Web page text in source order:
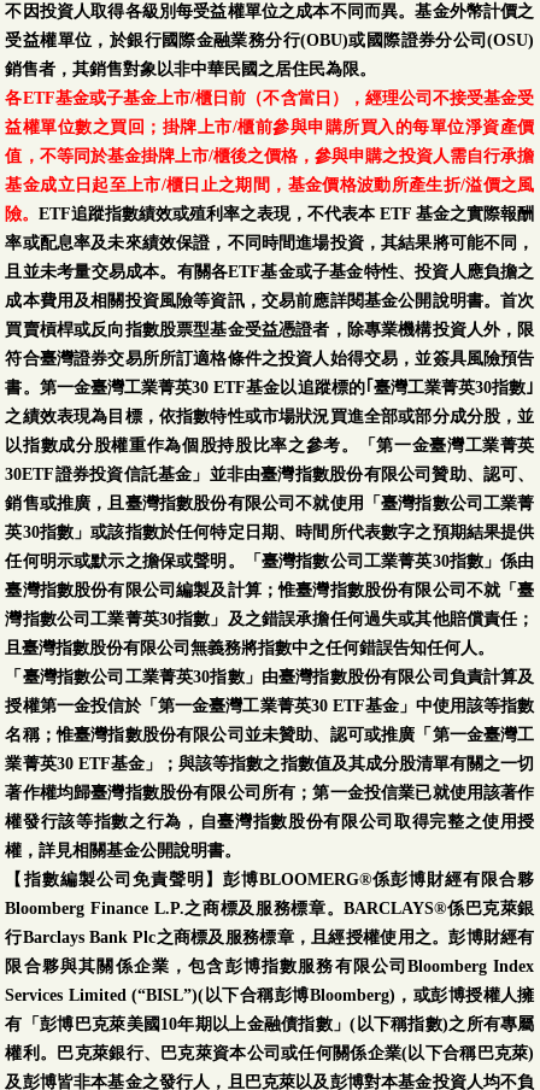
不因投資人取得各級別每受益權單位之成本不同而異。基金外幣計價之
受益權單位，於銀行國際金融業務分行(OBU)或國際證券分公司(OSU)
銷售者，其銷售對象以非中華民國之居住民為限。
各ETF基金或子基金上市/櫃日前（不含當日），經理公司不接受基金受
益權單位數之買回；掛牌上市/櫃前參與申購所買入的每單位淨資產價
值，不等同於基金掛牌上市/櫃後之價格，參與申購之投資人需自行承擔
基金成立日起至上市/櫃日止之期間，基金價格波動所產生折/溢價之風
險。ETF追蹤指數績效或殖利率之表現，不代表本 ETF 基金之實際報酬
率或配息率及未來績效保證，不同時間進場投資，其結果將可能不同，
且並未考量交易成本。有關各ETF基金或子基金特性、投資人應負擔之
成本費用及相關投資風險等資訊，交易前應詳閱基金公開說明書。首次
買賣槓桿或反向指數股票型基金受益憑證者，除專業機構投資人外，限
符合臺灣證券交易所所訂適格條件之投資人始得交易，並簽具風險預告
書。第一金臺灣工業菁英30 ETF基金以追蹤標的｢臺灣工業菁英30指數｣
之績效表現為目標，依指數特性或市場狀況買進全部或部分成分股，並
以指數成分股權重作為個股持股比率之參考。「第一金臺灣工業菁英
30ETF證券投資信託基金」並非由臺灣指數股份有限公司贊助、認可、
銷售或推廣，且臺灣指數股份有限公司不就使用「臺灣指數公司工業菁
英30指數」或該指數於任何特定日期、時間所代表數字之預期結果提供
任何明示或默示之擔保或聲明。「臺灣指數公司工業菁英30指數」係由
臺灣指數股份有限公司編製及計算；惟臺灣指數股份有限公司不就「臺
灣指數公司工業菁英30指數」及之錯誤承擔任何過失或其他賠償責任；
且臺灣指數股份有限公司無義務將指數中之任何錯誤告知任何人。
「臺灣指數公司工業菁英30指數」由臺灣指數股份有限公司負責計算及
授權第一金投信於「第一金臺灣工業菁英30 ETF基金」中使用該等指數
名稱；惟臺灣指數股份有限公司並未贊助、認可或推廣「第一金臺灣工
業菁英30 ETF基金」；與該等指數之指數值及其成分股清單有關之一切
著作權均歸臺灣指數股份有限公司所有；第一金投信業已就使用該著作
權發行該等指數之行為，自臺灣指數股份有限公司取得完整之使用授
權，詳見相關基金公開說明書。
【指數編製公司免責聲明】彭博BLOOMERG®係彭博財經有限合夥
Bloomberg Finance L.P.之商標及服務標章。BARCLAYS®係巴克萊銀
行Barclays Bank Plc之商標及服務標章，且經授權使用之。彭博財經有
限合夥與其關係企業，包含彭博指數服務有限公司Bloomberg Index
Services Limited (“BISL”)(以下合稱彭博Bloomberg)，或彭博授權人擁
有「彭博巴克萊美國10年期以上金融債指數」(以下稱指數)之所有專屬
權利。巴克萊銀行、巴克萊資本公司或任何關係企業(以下合稱巴克萊)
及彭博皆非本基金之發行人，且巴克萊以及彭博對本基金投資人均不負